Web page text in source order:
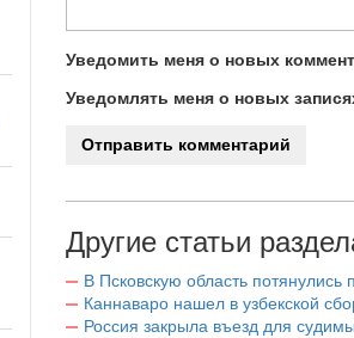
Уведомить меня о новых
Уведомлять меня о новых
Другие статьи
В Псковскую область потянулись
Каннаваро нашел в узбекской
Россия закрыла въезд для